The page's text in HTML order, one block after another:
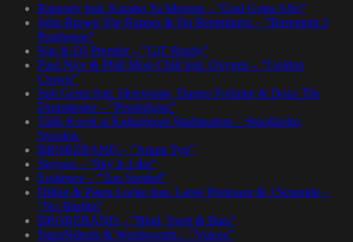
Rapsody feat. Karabo Ya Morena – ”God Gotta Afro”
John Brown The Rapper & Da Beatminerz – ”Basement 2
Penthouse”
Nas & DJ Premier – ”GiT Ready”
Paul Nice & Phill Most Chill feat. Oxygen – ”Golden
Crown”
Spit Gemz feat. Skrewtape, Dango Forlaine & Doza The
Drumdealer – ”Pendulums”
Talib Kweli at Kulturhuset Stadsteatern – Stockholm,
Sweden.
BRORZBAND – ”Annat Tyg”
Skyzoo – ”Sky Is Like”
Evidence – ”Top Seeded”
Dillon & Paten Locke feat. Large Professor & J Scienide –
”No Bluffin”
BRORZBAND – ”Blod, Svett & Bars”
NapsNdreds & Wordsworth – ”Voices”